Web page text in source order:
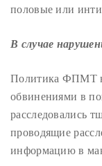
половые или
В случае
Политика ФПМТ
обвинениями в
расследовались
проводящие
информацию в